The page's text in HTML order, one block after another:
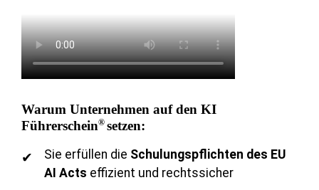
Warum Unternehmen auf den KI
Führerschein®setzen:
Sie erfüllen die Schulungspflichten des EU
AI Acts effizient und rechtssicher